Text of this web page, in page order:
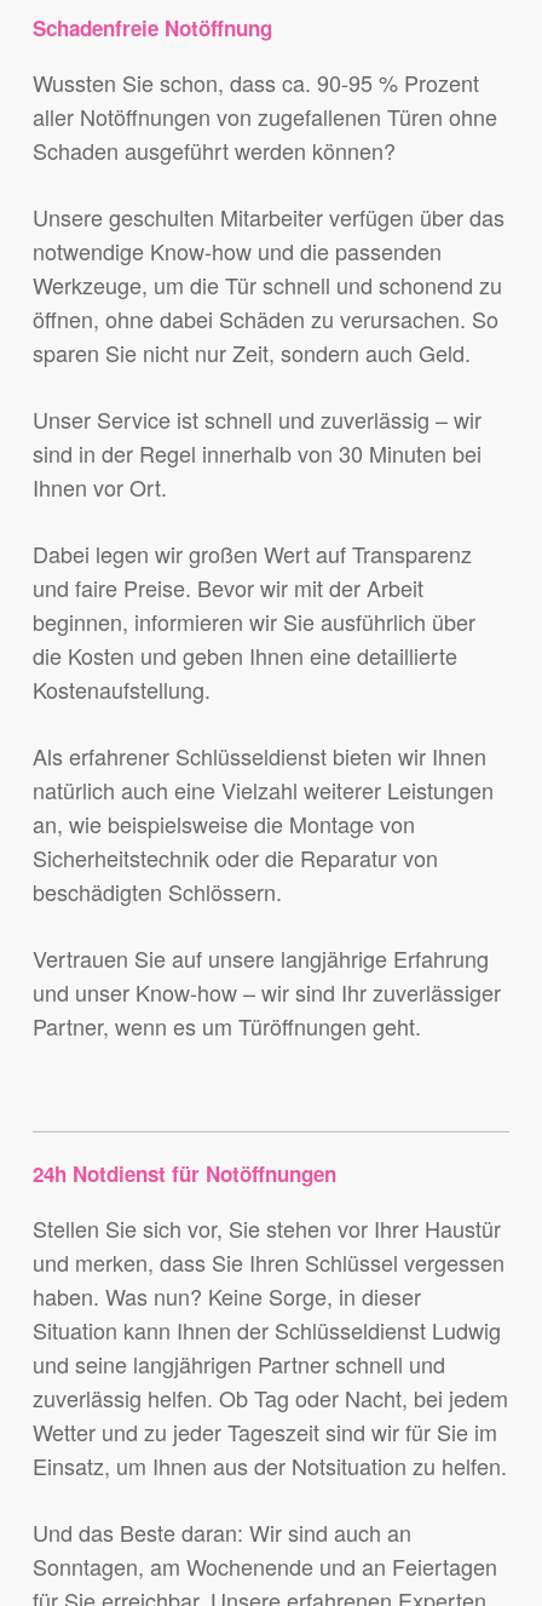
Schadenfreie Notöffnung
Wussten Sie schon, dass ca. 90-95 % Prozent
aller Notöffnungen von zugefallenen Türen ohne
Schaden ausgeführt werden können?
Unsere geschulten Mitarbeiter verfügen über das
notwendige Know-how und die passenden
Werkzeuge, um die Tür schnell und schonend zu
öffnen, ohne dabei Schäden zu verursachen. So
sparen Sie nicht nur Zeit, sondern auch Geld.
Unser Service ist schnell und zuverlässig – wir
sind in der Regel innerhalb von 30 Minuten bei
Ihnen vor Ort.
Dabei legen wir großen Wert auf Transparenz
und faire Preise. Bevor wir mit der Arbeit
beginnen, informieren wir Sie ausführlich über
die Kosten und geben Ihnen eine detaillierte
Kostenaufstellung.
Als erfahrener Schlüsseldienst bieten wir Ihnen
natürlich auch eine Vielzahl weiterer Leistungen
an, wie beispielsweise die Montage von
Sicherheitstechnik oder die Reparatur von
beschädigten Schlössern.
Vertrauen Sie auf unsere langjährige Erfahrung
und unser Know-how – wir sind Ihr zuverlässiger
Partner, wenn es um Türöffnungen geht.
24h Notdienst für Notöffnungen
Stellen Sie sich vor, Sie stehen vor Ihrer Haustür
und merken, dass Sie Ihren Schlüssel vergessen
haben. Was nun? Keine Sorge, in dieser
Situation kann Ihnen der Schlüsseldienst Ludwig
und seine langjährigen Partner schnell und
zuverlässig helfen. Ob Tag oder Nacht, bei jedem
Wetter und zu jeder Tageszeit sind wir für Sie im
Einsatz, um Ihnen aus der Notsituation zu helfen.
Und das Beste daran: Wir sind auch an
Sonntagen, am Wochenende und an Feiertagen